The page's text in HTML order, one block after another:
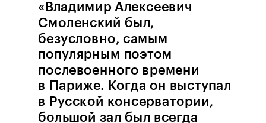
« Владимир Алексеевич
Смоленский был,
безусловно, самым
популярным поэтом
послевоенного времени
в Париже. Когда он выступал
в Русской консерватории,
большой зал был всегда